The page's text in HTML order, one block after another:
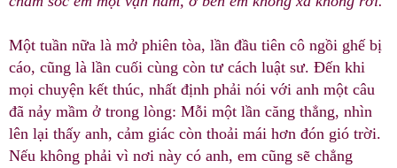
Một tuần nữa là mở phiên tòa, lần đầu tiên cô ngồi ghế bị
cáo, cũng là lần cuối cùng còn tư cách luật sư. Đến khi
mọi chuyện kết thúc, nhất định phải nói với anh một câu
đã nảy mầm ở trong lòng: Mỗi một lần căng thẳng, nhìn
lên lại thấy anh, cảm giác còn thoải mái hơn đón gió trời.
Nếu không phải vì nơi này có anh, em cũng sẽ chẳng